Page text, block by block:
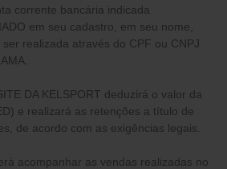
corrente bancária indicada
em seu cadastro, em seu nome,
realizada através do CPF ou CNPJ
DA KELSPORT deduzirá o valor da
e realizará as retenções a título de
de acordo com as exigências legais.
acompanhar as vendas realizadas no